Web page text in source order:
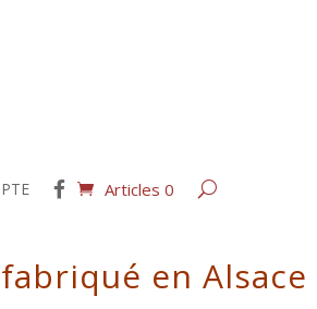
Articles 0
en Alsace